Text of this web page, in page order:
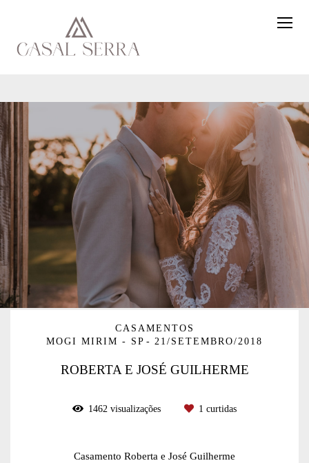
CASAMENTOS
MOGI MIRIM - SP
21/SETEMBRO/2018
ROBERTA E JOSÉ GUILHERME
1462 visualizações 1 curtidas
Casamento Roberta e José Guilherme